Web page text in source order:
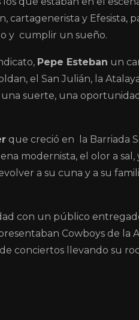
cartagenerista y Efesista,
y cumplir un sueño.
Pepe Esteban un
el San Julián, la
suerte, una
que creció en la Barriada
modernista, el olor a
a su cuna y a su
con un público
Cowboys de la
conciertos llevando su